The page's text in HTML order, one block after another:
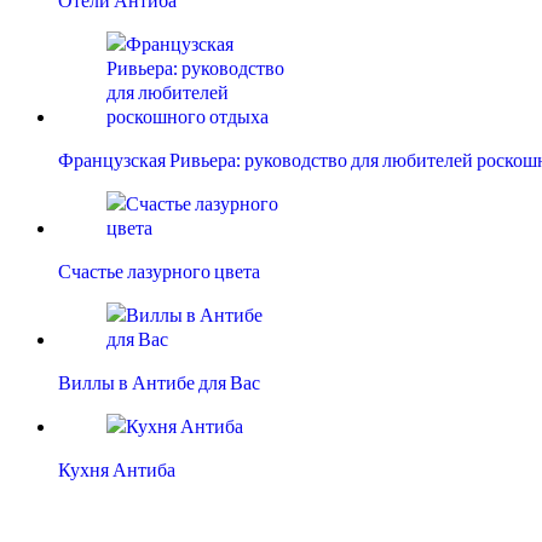
Французская Ривьера: руководство для любителей
Счастье лазурного цвета
Виллы в Антибе для Вас
Кухня Антиба